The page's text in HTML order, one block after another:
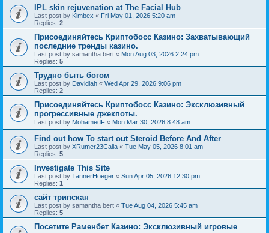
IPL skin rejuvenation at The Facial Hub
Last post by Kimbex « Fri May 01, 2026 5:20 am
Replies: 2
Присоединяйтесь Криптобосс Казино: Захватывающий
последние тренды казино.
Last post by samantha bert « Mon Aug 03, 2026 2:24 pm
Replies: 5
Трудно быть богом
Last post by Davidlah « Wed Apr 29, 2026 9:06 pm
Replies: 2
Присоединяйтесь Криптобосс Казино: Эксклюзивный
прогрессивные джекпоты.
Last post by MohamedF « Mon Mar 30, 2026 8:48 am
Find out how To start out Steroid Before And After
Last post by XRumer23Calia « Tue May 05, 2026 8:01 am
Replies: 5
Investigate This Site
Last post by TannerHoeger « Sun Apr 05, 2026 12:30 pm
Replies: 1
сайт трипскан
Last post by samantha bert « Tue Aug 04, 2026 5:45 am
Replies: 5
Посетите Раменбет Казино: Эксклюзивный игровые